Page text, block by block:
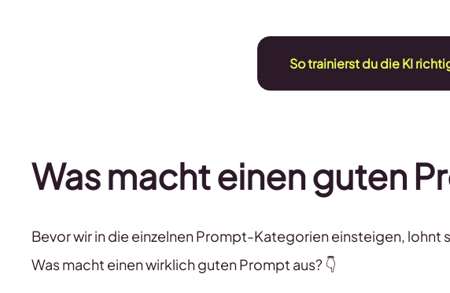
So trainierst du die KI
Was macht einen guten
Bevor wir in die einzelnen Prompt-Kategorien einsteigen, lohnt
Was macht einen wirklich guten Prompt aus? 👇